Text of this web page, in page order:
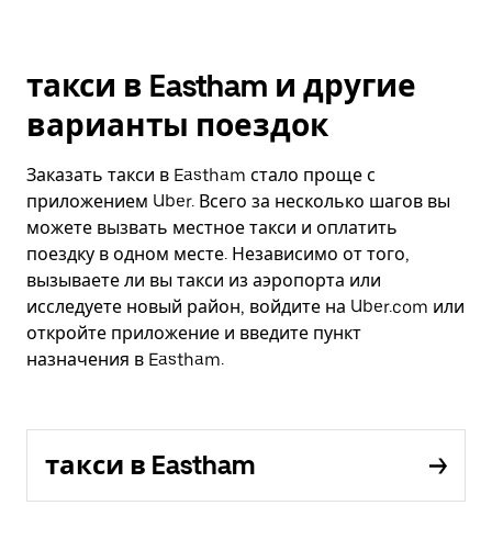
такси в Eastham и другие
варианты поездок
Заказать такси в Eastham стало проще с
приложением Uber. Всего за несколько шагов вы
можете вызвать местное такси и оплатить
поездку в одном месте. Независимо от того,
вызываете ли вы такси из аэропорта или
исследуете новый район, войдите на Uber.com или
откройте приложение и введите пункт
назначения в Eastham.
такси в Eastham